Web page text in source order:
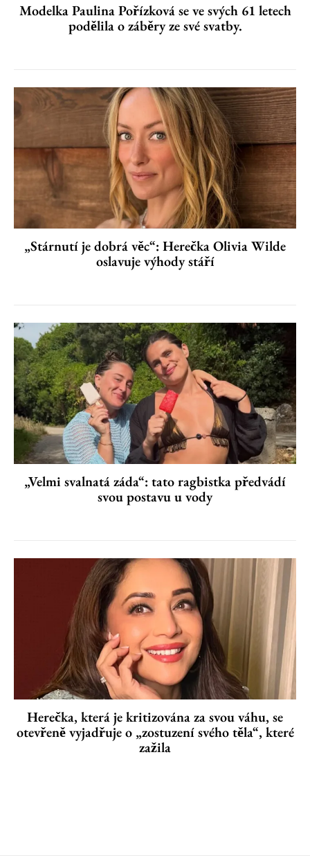
Modelka Paulina Pořízková se ve svých 61 letech
podělila o záběry ze své svatby.
„Stárnutí je dobrá věc“: Herečka Olivia Wilde
oslavuje výhody stáří
„Velmi svalnatá záda“: tato ragbistka předvádí
svou postavu u vody
Herečka, která je kritizována za svou váhu, se
otevřeně vyjadřuje o „zostuzení svého těla“, které
zažila